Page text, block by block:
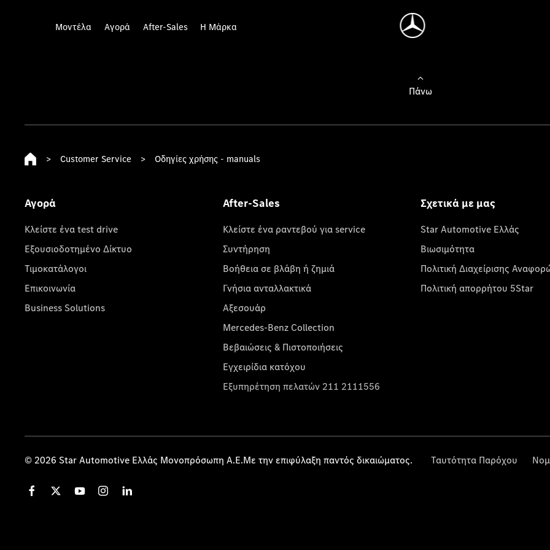
Μοντέλα Αγορά After-Sales Η Μάρκα
Πάνω
> Customer Service > Οδηγίες χρήσης - manuals
Αγορά
Κλείστε ένα test drive
Εξουσιοδοτημένο Δίκτυο
Τιμοκατάλογοι
Επικοινωνία
Business Solutions
After-Sales
Κλείστε ένα ραντεβού για service
Συντήρηση
Βοήθεια σε βλάβη ή ζημιά
Γνήσια ανταλλακτικά
Αξεσουάρ
Mercedes-Benz Collection
Βεβαιώσεις & Πιστοποιήσεις
Εγχειρίδια κατόχου
Εξυπηρέτηση πελατών 211 2111556
Σχετικά με μας
Star Automotive Ελλάς
Βιωσιμότητα
Πολιτική Διαχείρισης
Πολιτική απορρήτου 5Star
© 2026 Star Automotive Ελλάς Μονοπρόσωπη Α.Ε.Με την επιφύλαξη παντός δικαιώματος. Ταυτότητα Παρόχου